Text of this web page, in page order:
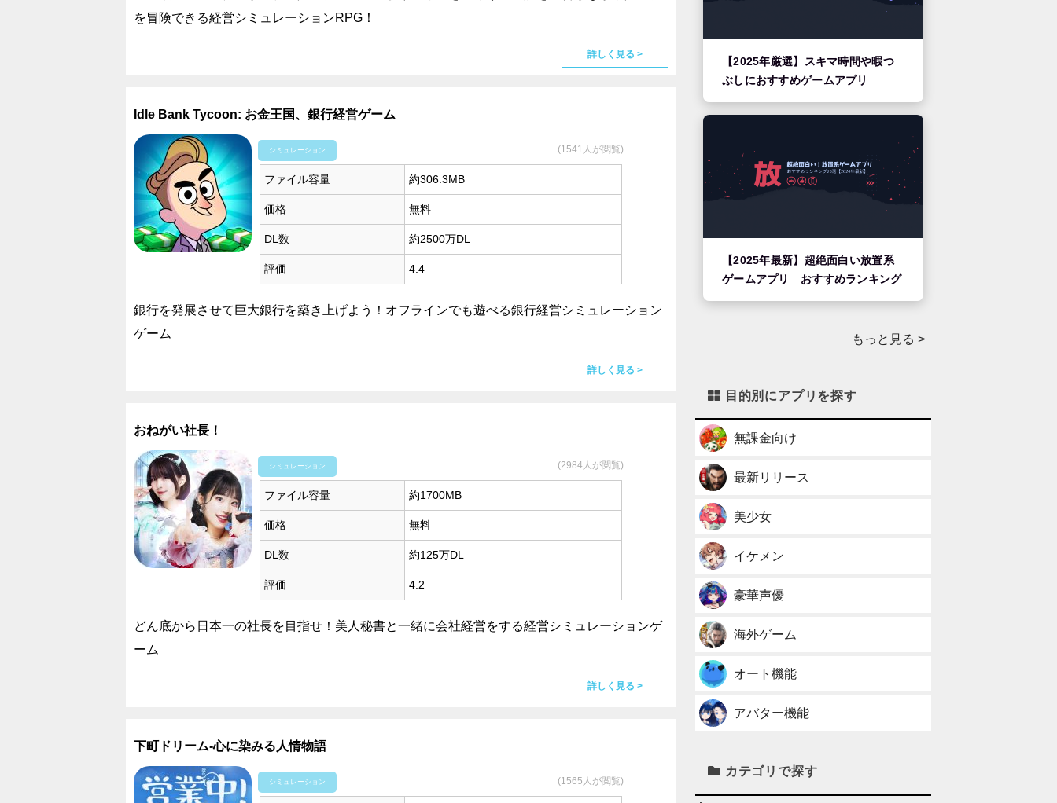
を冒険できる経営シミュレーションRPG！
詳しく見る >
Idle Bank Tycoon: お金王国、銀行経営ゲーム
シミュレーション (1541人が閲覧)
ファイル容量 約306.3MB
価格 無料
DL数 約2500万DL
評価 4.4
銀行を発展させて巨大銀行を築き上げよう！オフラインでも遊べる銀行経営シミュレーション
ゲーム
詳しく見る >
おねがい社長！
シミュレーション (2984人が閲覧)
ファイル容量 約1700MB
価格 無料
DL数 約125万DL
評価 4.2
どん底から日本一の社長を目指せ！美人秘書と一緒に会社経営をする経営シミュレーションゲ
ーム
詳しく見る >
下町ドリーム-心に染みる人情物語
シミュレーション (1565人が閲覧)
【2025年厳選】スキマ時間や暇つ
ぶしにおすすめゲームアプリ
【2025年最新】超絶面白い放置系
ゲームアプリ おすすめランキング
もっと見る >
目的別にアプリを探す
無課金向け
最新リリース
美少女
イケメン
豪華声優
海外ゲーム
オート機能
アバター機能
カテゴリで探す